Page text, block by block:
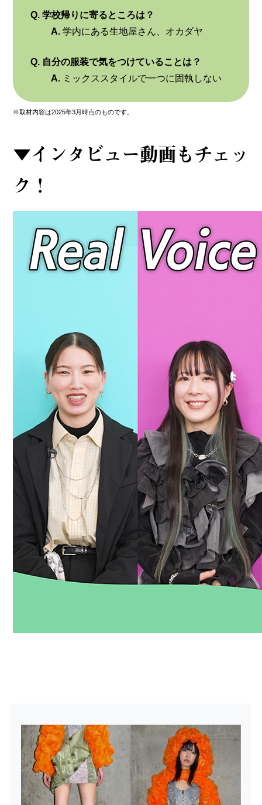
Q. 学校帰りに寄るところは？
A.学内にある生地屋さん、オカダヤ
Q. 自分の服装で気をつけていることは？
A.
ミックススタイルで一つに固執しない
※取材内容は2025年3月時点のものです。
▼インタビュー動画もチェッ
ク！